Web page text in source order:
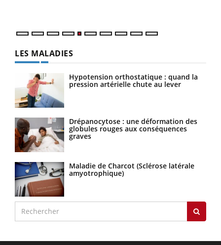
LES MALADIES
Hypotension orthostatique : quand la
pression artérielle chute au lever
Drépanocytose : une déformation des
globules rouges aux conséquences
graves
Maladie de Charcot (Sclérose latérale
amyotrophique)